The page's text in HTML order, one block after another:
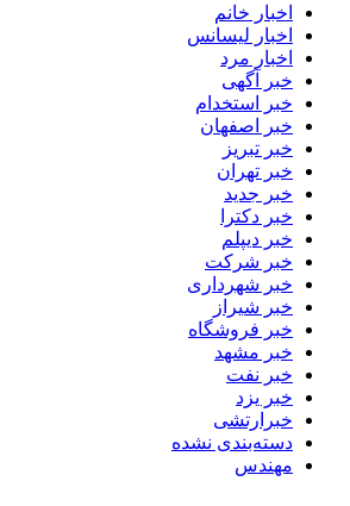
اخبار خانم
اخبار لیسانس
اخبار مرد
خبر آگهی
خبر استخدام
خبر اصفهان
خبر تبریز
خبر تهران
خبر جدید
خبر دکترا
خبر دیپلم
خبر شرکت
خبر شهرداری
خبر شیراز
خبر فروشگاه
خبر مشهد
خبر نفت
خبر یزد
خبرارتشی
دسته‌بندی نشده
مهندس